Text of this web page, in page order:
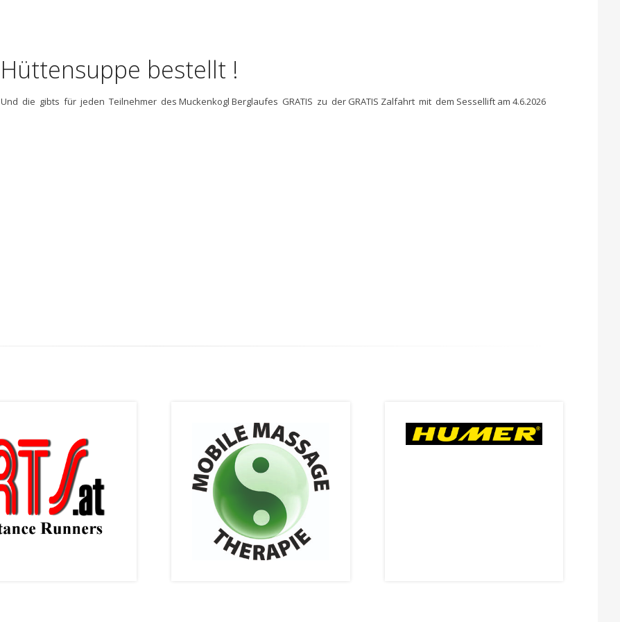
Hüttensuppe bestellt !
Und die gibts für jeden Teilnehmer des Muckenkogl Berglaufes GRATIS zu der GRATIS Zalfahrt mit dem Sessellift am 4.6.2026